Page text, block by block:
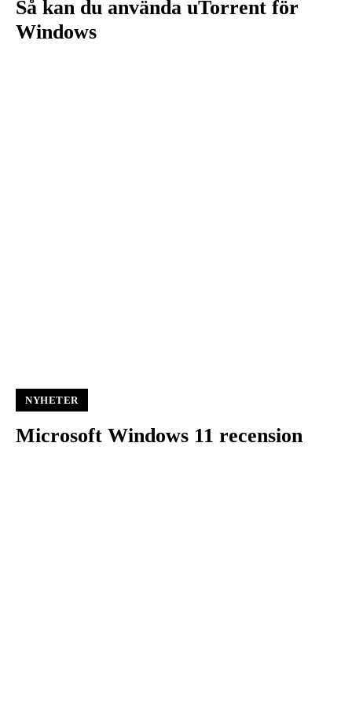
Så kan du använda uTorrent för
Windows
NYHETER
Microsoft Windows 11 recension